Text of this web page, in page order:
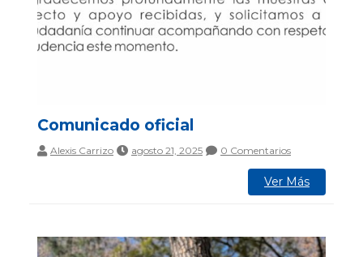
Comunicado oficial
Alexis Carrizo agosto 21, 2025 0 Comentarios
Ver Más